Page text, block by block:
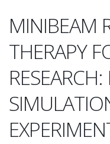
MINIBEAM
THERAPY